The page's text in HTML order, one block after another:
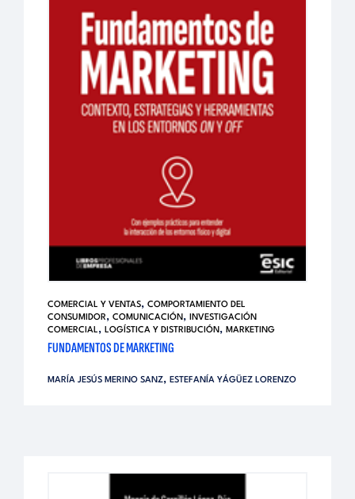
COMERCIAL Y VENTAS, COMPORTAMIENTO DEL
CONSUMIDOR, COMUNICACIÓN,
INVESTIGACIÓN
COMERCIAL, LOGÍSTICA Y DISTRIBUCIÓN, MARKETING
FUNDAMENTOS DE MARKETING
MARÍA JESÚS MERINO SANZ, ESTEFANÍA YÁGÜEZ LORENZO